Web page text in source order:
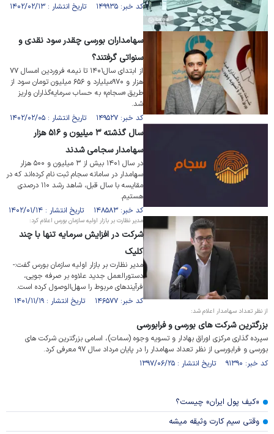
کد خبر: ۱۴۹۹۳۵ تاریخ انتشار : ۱۴۰۲/۰۲/۱۳
سهامداران بورسی چقدر سود نقدی و
سنواتی گرفتند؟
از ابتدای سال۱۴۰۱ تا نیمه فروردین امسال ۷۷
هزار و ۹۷۰میلیارد و ۶۵۶ میلیون تومان سود از
طریق «سجام» به حساب سرمایه‌گذاران واریز
شد.
کد خبر: ۱۴۹۵۲۷ تاریخ انتشار : ۱۴۰۲/۰۲/۰۵
سال گذشته ۳ میلیون و ۵۱۶ هزار
سهامدار سجامی شدند
در سال ۱۴۰۱ بیش از ۳ میلیون و ۵۰۰ هزار
سهامدار در سامانه سجام ثبت نام کرده‌اند که در
مقایسه با سال قبل، شاهد رشد ۱۱۰ درصدی
هستیم.
کد خبر: ۱۴۸۵۸۳ تاریخ انتشار : ۱۴۰۲/۰۱/۱۴
مدیر نظارت بر بازار اولیه سازمان بورس اعلام کرد:
شرکت در افزایش سرمایه تنها با چند
کلیک
مدیر نظارت بر بازار اولیه سازمان بورس گفت:­
دستورالعمل جدید علاوه بر صرفه جویی،
فرآیند‌های مربوط را سهل‌الوصول کرده است.
کد خبر: ۱۴۶۵۷۷ تاریخ انتشار : ۱۴۰۱/۱۱/۱۹
از نظر تعداد سهامدار اعلام شد:
بزرگترین شرکت های بورسی و فرابورسی
سپرده گذاری مرکزی اوراق بهادار و تسویه وجوه (سمات)، اسامی بزرگترین شرکت های
بورسی و فرابورسی از نظر تعداد سهامدار را در پایان مرداد سال ۹۷ معرفی کرد.
کد خبر: ۹۱۳۹۰ تاریخ انتشار : ۱۳۹۷/۰۶/۲۵
«کیف پول ایران» چیست؟
وقتی سیم کارت وثیقه میشه